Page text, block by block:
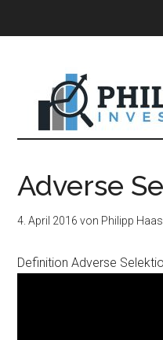
Adverse
4. April 2016 von Philipp Haas
Definition Adverse